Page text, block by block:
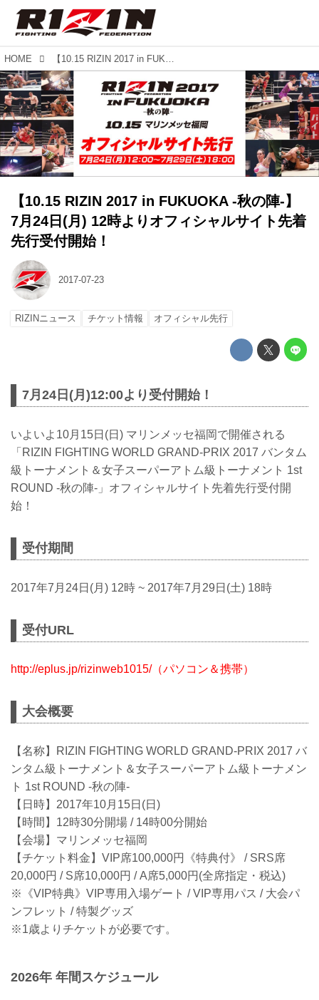
HOME 【10.15 RIZIN 2017 in FUKUOKA -秋の陣-】 7月24日(月) 12時よりオフィシャルサイト先着先行受付開始！
【10.15 RIZIN 2017 in FUKUOKA -秋の陣-】
7月24日(月) 12時よりオフィシャルサイト先着
先行受付開始！
2017-07-23
RIZINニュース チケット情報 オフィシャル先行
7月24日(月)12:00より受付開始！
いよいよ10月15日(日) マリンメッセ福岡で開催される
「RIZIN FIGHTING WORLD GRAND-PRIX 2017 バンタム
級トーナメント＆女子スーパーアトム級トーナメント 1st
ROUND -秋の陣-」オフィシャルサイト先着先行受付開
始！
受付期間
2017年7月24日(月) 12時 ~ 2017年7月29日(土) 18時
受付URL
http://eplus.jp/rizinweb1015/（パソコン＆携帯）
大会概要
【名称】RIZIN FIGHTING WORLD GRAND-PRIX 2017 バ
ンタム級トーナメント＆女子スーパーアトム級トーナメン
ト 1st ROUND -秋の陣-
【日時】2017年10月15日(日)
【時間】12時30分開場 / 14時00分開始
【会場】マリンメッセ福岡
【チケット料金】VIP席100,000円《特典付》 / SRS席
20,000円 / S席10,000円 / A席5,000円(全席指定・税込)
※《VIP特典》VIP専用入場ゲート / VIP専用パス / 大会パ
ンフレット / 特製グッズ
※1歳よりチケットが必要です。
2026年 年間スケジュール